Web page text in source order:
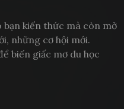
bạn kiến thức mà còn mở
những cơ hội mới.
biến giấc mơ du học